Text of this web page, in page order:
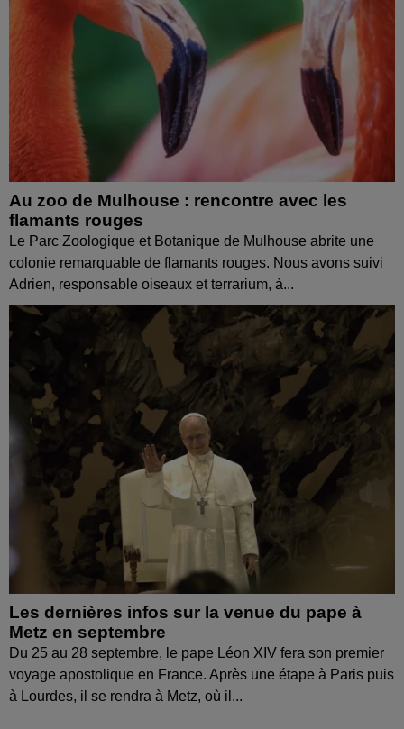
Au zoo de Mulhouse : rencontre avec les
flamants rouges
Le Parc Zoologique et Botanique de Mulhouse abrite une
colonie remarquable de flamants rouges. Nous avons suivi
Adrien, responsable oiseaux et terrarium, à...
Les dernières infos sur la venue du pape à
Metz en septembre
Du 25 au 28 septembre, le pape Léon XIV fera son premier
voyage apostolique en France. Après une étape à Paris puis
à Lourdes, il se rendra à Metz, où il...